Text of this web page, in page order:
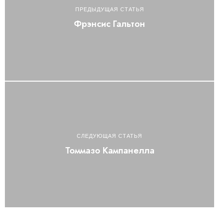
ПРЕДЫДУЩАЯ СТАТЬЯ
Фрэнсис Гальтон
СЛЕДУЮЩАЯ СТАТЬЯ
Томмазо Кампанелла